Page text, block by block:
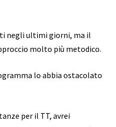
​​negli ultimi giorni, ma il
molto più metodico.
lo abbia ostacolato
per il TT, avrei